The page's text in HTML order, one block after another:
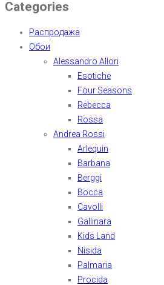
Categories
Распродажа
Обои
Alessandro Allori
Esotiche
Four Seasons
Rebecca
Rossa
Andrea Rossi
Arlequin
Barbana
Berggi
Bocca
Cavolli
Gallinara
Kids Land
Nisida
Palmaria
Procida